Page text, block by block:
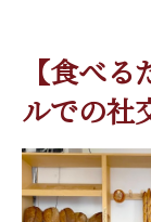
【食べ
ルでの社